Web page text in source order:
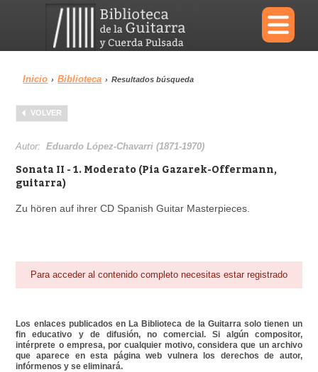
×
Menu
Biblioteca Diccionario
Reproductor
Inicio › Biblioteca › Resultados búsqueda
VOLVER
Autor:Eduardo López-Chavarri (1871-1970)
Sonata II - 1. Moderato (Pia Gazarek-Offermann,
guitarra)
Zu hören auf ihrer CD Spanish Guitar Masterpieces.
Para acceder al contenido completo necesitas estar registrado
Los enlaces publicados en La Biblioteca de la Guitarra solo tienen un
fin educativo y de difusión, no comercial. Si algún compositor,
intérprete o empresa, por cualquier motivo, considera que un archivo
que aparece en esta página web vulnera los derechos de autor,
infórmenos y se eliminará.